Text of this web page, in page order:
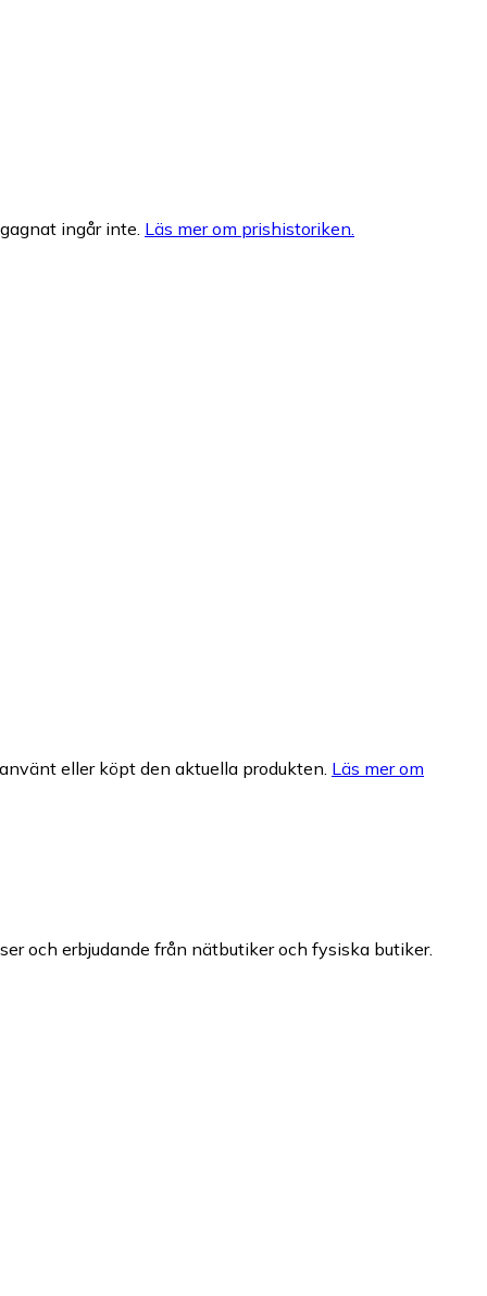
ingår inte. Läs mer om prishistoriken.
eller köpt den aktuella produkten. Läs mer om
och erbjudande från nätbutiker och fysiska butiker.